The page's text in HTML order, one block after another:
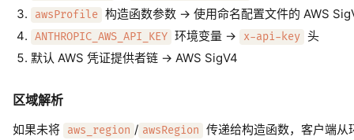
awsProfile 构造函数参数 -> 使用命名配置文件的 AWS
ANTHROPIC_AWS_API_KEY 环境变量 -> x-api-key 头
默认 AWS 凭证提供者链 -> AWS SigV4
区域解析
如果未将 aws_region / awsRegion
传递给构造函数，客户端